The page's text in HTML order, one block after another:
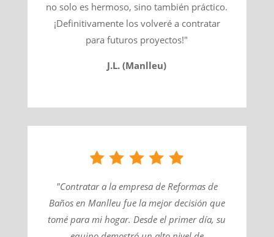
no solo es hermoso, sino también práctico.
¡Definitivamente los volveré a contratar
para futuros proyectos!"
J.L. (Manlleu)
"Contratar a la empresa de Reformas de
Baños en Manlleu fue la mejor decisión que
tomé para mi hogar. Desde el primer día, su